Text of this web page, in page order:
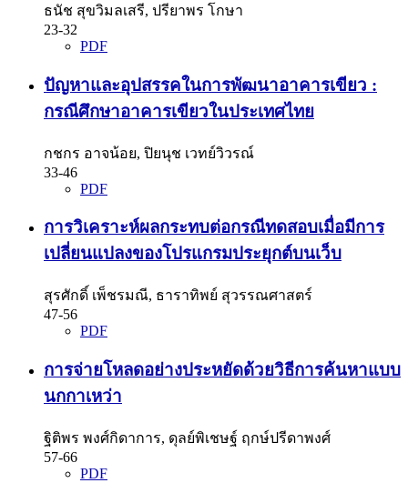
ธนัช สุขวิมลเสรี, ปรียาพร โกษา
23-32
PDF
ปัญหาและอุปสรรคในการพัฒนาอาคารเขียว :
กรณีศึกษาอาคารเขียวในประเทศไทย
กชกร อาจน้อย, ปิยนุช เวทย์วิวรณ์
33-46
PDF
การวิเคราะห์ผลกระทบต่อกรณีทดสอบเมื่อมีการ
เปลี่ยนแปลงของโปรแกรมประยุกต์บนเว็บ
สุรศักดิ์ เพ็ชรมณี, ธาราทิพย์ สุวรรณศาสตร์
47-56
PDF
การจ่ายโหลดอย่างประหยัดด้วยวิธีการค้นหาแบบ
นกกาเหว่า
ฐิติพร พงศ์กิดาการ, ดุลย์พิเชษฐ์ ฤกษ์ปรีดาพงศ์
57-66
PDF